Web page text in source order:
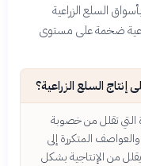
السلع الزراعية
ضخمة على مستوى
إنتاج السلع الزراعية؟
التي تقلل من خصوبة
المتكررة إلى
يقلل من الإنتاجية بشكل